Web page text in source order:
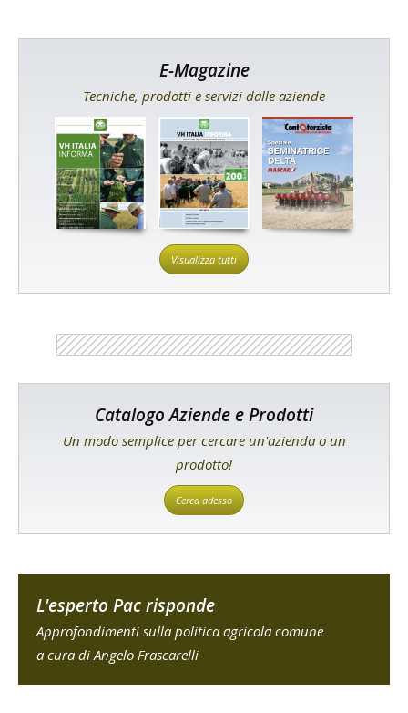
E-Magazine
Tecniche, prodotti e servizi dalle aziende
Visualizza tutti
Catalogo Aziende e Prodotti
Un modo semplice per cercare un'azienda o un
prodotto!
Cerca adesso
L'esperto Pac risponde
Approfondimenti sulla politica agricola comune
a cura di Angelo Frascarelli